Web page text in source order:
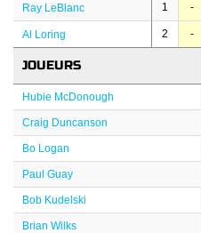
Ray LeBlanc 1 -
Al Loring 2 -
JOUEURS
Hubie McDonough
Craig Duncanson
Bo Logan
Paul Guay
Bob Kudelski
Brian Wilks